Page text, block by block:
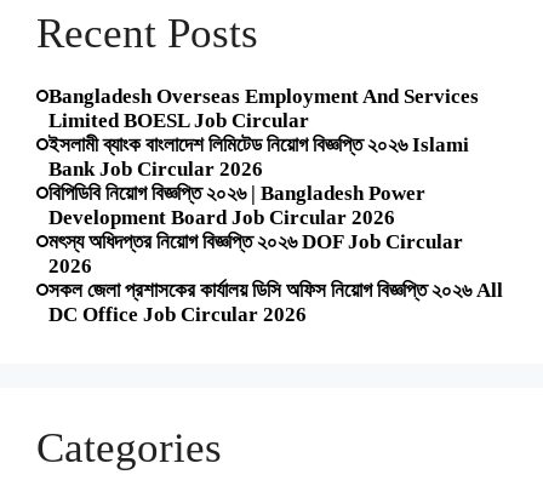
Recent Posts
Bangladesh Overseas Employment And Services
Limited BOESL Job Circular
ইসলামী ব্যাংক বাংলাদেশ লিমিটেড নিয়োগ বিজ্ঞপ্তি ২০২৬ Islami
Bank Job Circular 2026
বিপিডিবি নিয়োগ বিজ্ঞপ্তি ২০২৬ | Bangladesh Power
Development Board Job Circular 2026
মৎস্য অধিদপ্তর নিয়োগ বিজ্ঞপ্তি ২০২৬ DOF Job Circular
2026
সকল জেলা প্রশাসকের কার্যালয় ডিসি অফিস নিয়োগ বিজ্ঞপ্তি ২০২৬ All
DC Office Job Circular 2026
Categories